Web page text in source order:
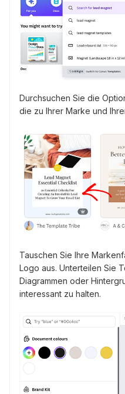
Durchsuchen Sie die
die zu Ihrer Marke und
Tauschen Sie Ihre
Logo aus. Unterteilen Sie
Diagrammen oder
interessant zu halten.